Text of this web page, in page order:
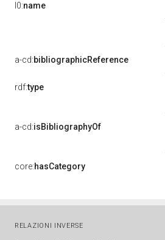
l0:name
a-cd:bibliographicReference
rdf:type
a-cd:isBibliographyOf
core:hasCategory
RELAZIONI INVERSE